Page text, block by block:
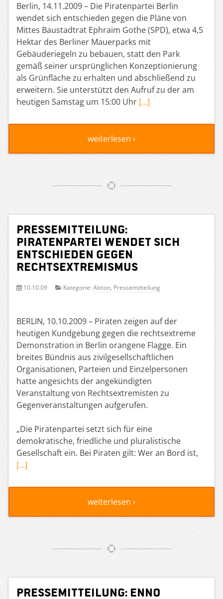
Berlin, 14.11.2009 – Die Piratenpartei Berlin
wendet sich entschieden gegen die Pläne von
Mittes Baustadtrat Ephraim Gothe (SPD), etwa 4,5
Hektar des Berliner Mauerparks mit
Gebäuderiegeln zu bebauen, statt den Park
gemäß seiner ursprünglichen Konzeptionierung
als Grünfläche zu erhalten und abschließend zu
erweitern. Sie unterstützt den Aufruf zu der am
heutigen Samstag um 15:00 Uhr […]
weiterlesen ›
Pressemitteilung:
Piratenpartei wendet sich
entschieden gegen
Rechtsextremismus
10.10.09 Kategorie: Aktion, Pressemitteilung
BERLIN, 10.10.2009 – Piraten zeigen auf der
heutigen Kundgebung gegen die rechtsextreme
Demonstration in Berlin orangene Flagge. Ein
breites Bündnis aus zivilgesellschaftlichen
Organisationen, Parteien und Einzelpersonen
hatte angesichts der angekündigten
Veranstaltung von Rechtsextremisten zu
Gegenveranstaltungen aufgerufen.
„Die Piratenpartei setzt sich für eine
demokratische, friedliche und pluralistische
Gesellschaft ein. Bei Piraten gilt: Wer an Bord ist,
[…]
weiterlesen ›
Pressemitteilung: Enno